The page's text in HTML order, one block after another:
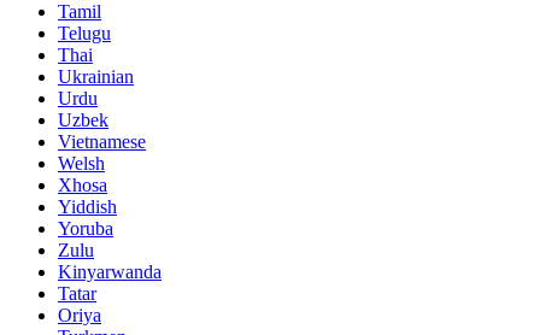
Tamil
Telugu
Thai
Ukrainian
Urdu
Uzbek
Vietnamese
Welsh
Xhosa
Yiddish
Yoruba
Zulu
Kinyarwanda
Tatar
Oriya